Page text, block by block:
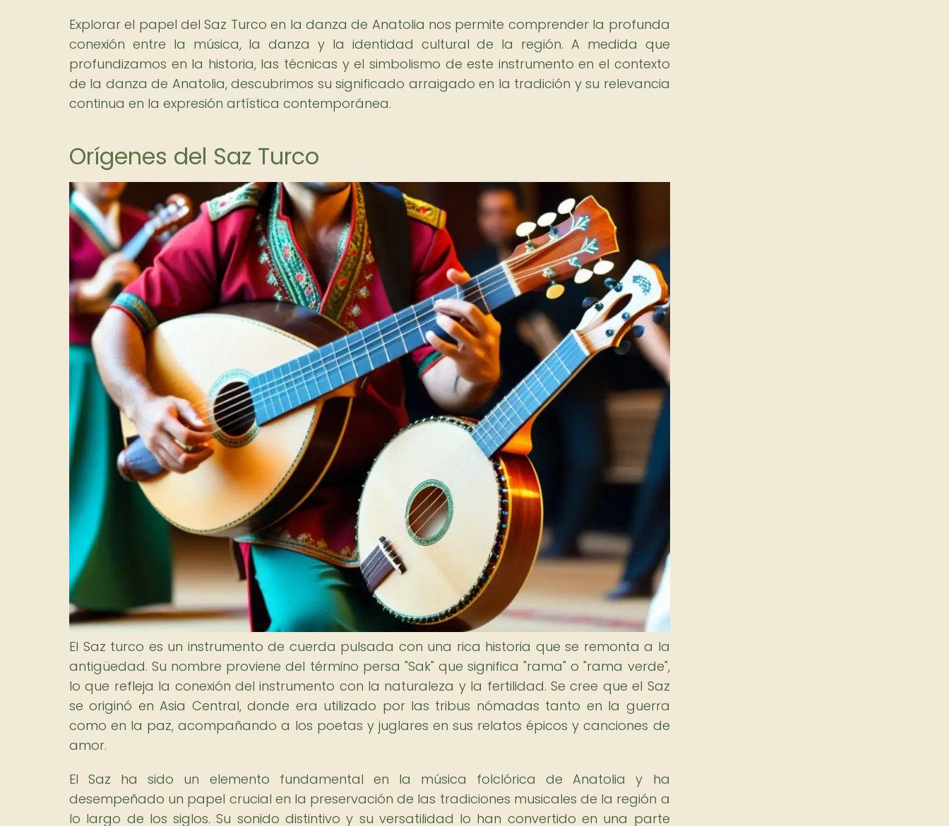
Explorar el papel del Saz Turco en la danza de Anatolia nos permite comprender la profunda
conexión entre la música, la danza y la identidad cultural de la región. A medida que
profundizamos en la historia, las técnicas y el simbolismo de este instrumento en el contexto
de la danza de Anatolia, descubrimos su significado arraigado en la tradición y su relevancia
continua en la expresión artística contemporánea.
Orígenes del Saz Turco
El Saz turco es un instrumento de cuerda pulsada con una rica historia que se remonta a la
antigüedad. Su nombre proviene del término persa "Sak" que significa "rama" o "rama verde",
lo que refleja la conexión del instrumento con la naturaleza y la fertilidad. Se cree que el Saz
se originó en Asia Central, donde era utilizado por las tribus nómadas tanto en la guerra
como en la paz, acompañando a los poetas y juglares en sus relatos épicos y canciones de
amor.
El Saz ha sido un elemento fundamental en la música folclórica de Anatolia y ha
desempeñado un papel crucial en la preservación de las tradiciones musicales de la región a
lo largo de los siglos. Su sonido distintivo y su versatilidad lo han convertido en una parte